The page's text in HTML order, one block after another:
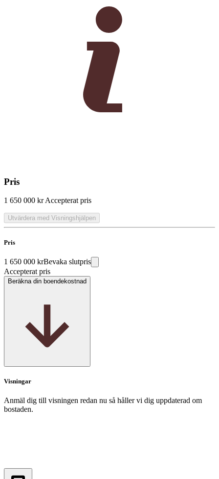
Pris
1 650 000 kr Accepterat pris
Utvärdera med Visningshjälpen
Pris
1 650 000 krBevaka slutpris
Accepterat pris
Beräkna din boendekostnad
Visningar
Anmäl dig till visningen redan nu så håller vi dig uppdaterad om
bostaden.